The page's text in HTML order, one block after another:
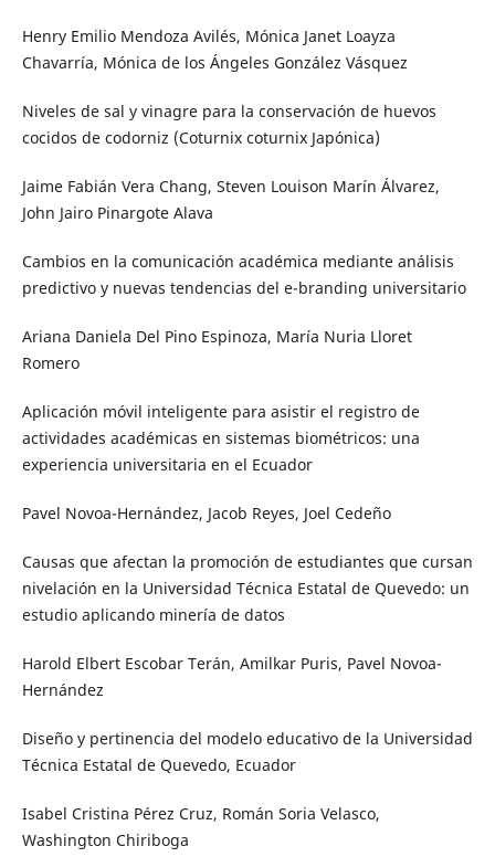
Henry Emilio Mendoza Avilés, Mónica Janet Loayza
Chavarría, Mónica de los Ángeles González Vásquez
Niveles de sal y vinagre para la conservación de huevos
cocidos de codorniz (Coturnix coturnix Japónica)
Jaime Fabián Vera Chang, Steven Louison Marín Álvarez,
John Jairo Pinargote Alava
Cambios en la comunicación académica mediante análisis
predictivo y nuevas tendencias del e-branding universitario
Ariana Daniela Del Pino Espinoza, María Nuria Lloret
Romero
Aplicación móvil inteligente para asistir el registro de
actividades académicas en sistemas biométricos: una
experiencia universitaria en el Ecuador
Pavel Novoa-Hernández, Jacob Reyes, Joel Cedeño
Causas que afectan la promoción de estudiantes que cursan
nivelación en la Universidad Técnica Estatal de Quevedo: un
estudio aplicando minería de datos
Harold Elbert Escobar Terán, Amilkar Puris, Pavel Novoa-
Hernández
Diseño y pertinencia del modelo educativo de la Universidad
Técnica Estatal de Quevedo, Ecuador
Isabel Cristina Pérez Cruz, Román Soria Velasco,
Washington Chiriboga